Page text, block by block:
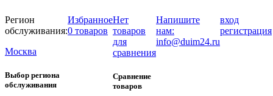
Регион
обслуживания:
Москва
Выбор региона
обслуживания
Избранное
0 товаров
Нет
товаров
для
сравнения
Сравнение
товаров
Напишите
нам:
info@duim24.ru
вход
регистрация